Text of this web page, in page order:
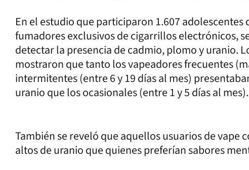
En el estudio que participaron 1.607 adolescentes
fumadores exclusivos de cigarrillos electrónicos,
detectar la presencia de cadmio, plomo y uranio.
mostraron que tanto los vapeadores frecuentes
intermitentes (entre 6 y 19 días al mes)
uranio que los ocasionales (entre 1 y 5 días al mes).
También se reveló que aquellos usuarios de vape
altos de uranio que quienes preferían sabores